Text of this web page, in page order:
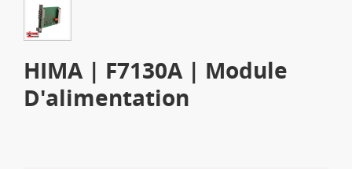
HIMA | F7130A | Module
D'alimentation